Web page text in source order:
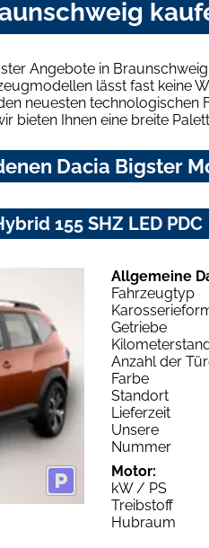
Angebote in
lässt fast keine
neuesten
bieten Ihnen eine breite
Dacia Bigster
155 SHZ LED PDC
Allgemeine
Fahrzeugtyp
Getriebe
Anzahl der
Farbe
Standort
Lieferzeit
Unsere
Nummer
Motor:
kW / PS
Treibstoff
Hubraum